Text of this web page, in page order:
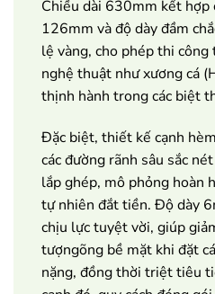
Chiều dài 630mm kết hợp
126mm và độ dày đầm
lệ vàng, cho phép thi
nghệ thuật như xương cá
thịnh hành trong các biệt
Đặc biệt, thiết kế cạnh
các đường rãnh sâu sắc
lắp ghép, mô phỏng hoàn
tự nhiên đắt tiền. Độ dày
chịu lực tuyệt vời, giúp
tượngõng bề mặt khi đặt
nặng, đồng thời triệt tiêu